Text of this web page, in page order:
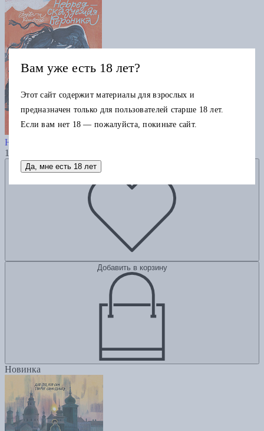
Небредсказуемая Вероника
Нанетти А.
1235
Добавить в избранное
Добавить в корзину
Новинка
Вам уже есть 18 лет?
Этот сайт содержит материалы для взрослых и
предназначен только для пользователей старше 18 лет.
Если вам нет 18 — пожалуйста, покиньте сайт.
Да, мне есть 18 лет